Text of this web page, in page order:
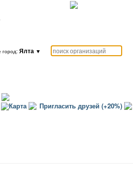
город: Ялта ▼
Карта Пригласить друзей (+20%)